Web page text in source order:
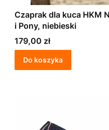
Czaprak dla kuca HKM
i Pony, niebieski
Cena
179,00 zł
Do koszyka